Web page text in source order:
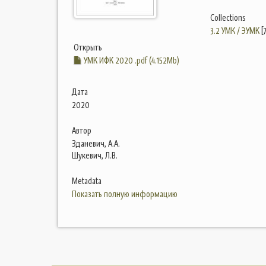
Открыть
УМК ИФК 2020 .pdf (4.152Mb)
Дата
2020
Автор
Зданевич, А.А.
Шукевич, Л.В.
Metadata
Показать полную информацию
Collections
3.2 УМК / ЭУМК